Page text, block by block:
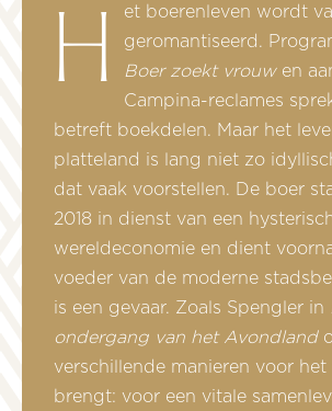
Het boerenleven wordt vaak
geromantiseerd.
Boer zoekt vrouwen
Campina-reclames
betreft boekdelen. Maar het
platteland is lang niet zo
dat vaak voorstellen. De boer
2018 in dienst van een
wereldeconomie en dient
voeder van de moderne
is een gevaar. Zoals Spengler in
ondergang van het Avondland
verschillende manieren voor
brengt: voor een vitale